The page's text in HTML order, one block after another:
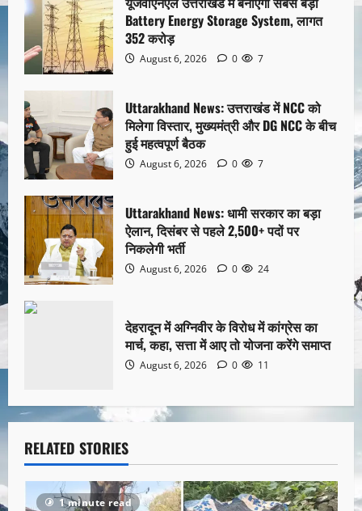
Battery Energy Storage System, लागत
352 करोड़
August 6, 2026 0 7
Uttarakhand News: उत्तराखंड में NCC को
मिलेगा विस्तार, मुख्यमंत्री और DG NCC के बीच
हुई महत्वपूर्ण बैठक
August 6, 2026 0 7
Uttarakhand News: धामी सरकार का बड़ा
ऐलान, दिसंबर से पहले 2,500+ पदों पर
निकलेगी भर्ती
August 6, 2026 0 24
देहरादून में अग्निवीर के विरोध में कांग्रेस का
मार्च, कहा, सत्ता में आए तो योजना करेंगे समाप्त
August 6, 2026 0 11
RELATED STORIES
1 minute read